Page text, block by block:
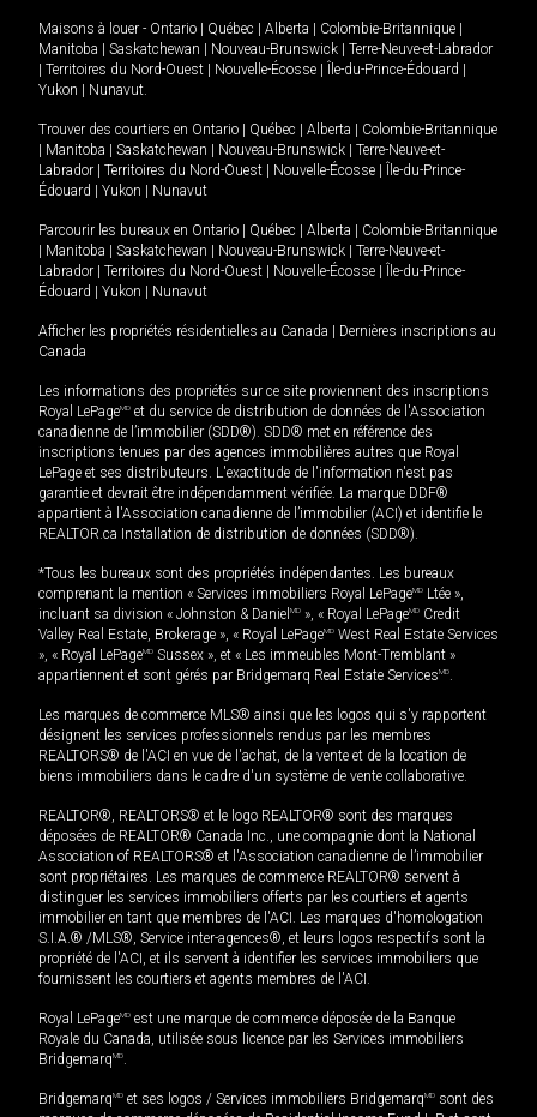
Maisons à louer - Ontario Québec Alberta Colombie-Britannique
Manitoba
Saskatchewan Nouveau-Brunswick
Terre-Neuve-et-Labrador
Territoires du Nord-Ouest Nouvelle-Écosse Île-du-Prince-Édouard
Yukon
Nunavut.
Trouver des courtiers en Ontario Québec Alberta
Colombie-Britannique
Manitoba Saskatchewan Nouveau-Brunswick
Terre-Neuve-et-
Labrador
Territoires du Nord-Ouest Nouvelle-Écosse
Île-du-Prince-
Édouard
Yukon Nunavut
Parcourir les bureaux en Ontario Québec Alberta
Colombie-Britannique
Manitoba Saskatchewan Nouveau-Brunswick
Terre-Neuve-et-
Labrador
Territoires du Nord-Ouest Nouvelle-Écosse
Île-du-Prince-
Édouard
Yukon Nunavut
Afficher les propriétés résidentielles au Canada
Dernières inscriptions au
Canada
Les informations des propriétés sur ce site proviennent des inscriptions
Royal LePageMD et du service de distribution de données de l'Association
canadienne de l’immobilier (SDD®). SDD® met en référence des
inscriptions tenues par des agences immobilières autres que Royal
LePage et ses distributeurs. L'exactitude de l'information n'est pas
garantie et devrait être indépendamment vérifiée. La marque DDF®
appartient à l'Association canadienne de l’immobilier (ACI) et identifie le
REALTOR.ca Installation de distribution de données (SDD®).
*Tous les bureaux sont des propriétés indépendantes. Les bureaux
comprenant la mention « Services immobiliers Royal LePageMD Ltée »,
incluant sa division « Johnston & Daniel MD », « Royal LePageMD Credit
Valley Real Estate, Brokerage », « Royal LePageMD West Real Estate Services
», « Royal LePageMD Sussex », et « Les immeubles Mont-Tremblant »
appartiennent et sont gérés par Bridgemarq Real Estate ServicesMD.
Les marques de commerce MLS® ainsi que les logos qui s'y rapportent
désignent les services professionnels rendus par les membres
REALTORS® de l'ACI en vue de l'achat, de la vente et de la location de
biens immobiliers dans le cadre d'un système de vente collaborative.
REALTOR®, REALTORS® et le logo REALTOR® sont des marques
déposées de REALTOR® Canada Inc., une compagnie dont la National
Association of REALTORS® et l'Association canadienne de l’immobilier
sont propriétaires. Les marques de commerce REALTOR® servent à
distinguer les services immobiliers offerts par les courtiers et agents
immobilier en tant que membres de l'ACI. Les marques d'homologation
S.I.A.® /MLS®, Service inter-agences®, et leurs logos respectifs sont la
propriété de l'ACI, et ils servent à identifier les services immobiliers que
fournissent les courtiers et agents membres de l'ACI.
Royal LePageMD est une marque de commerce déposée de la Banque
Royale du Canada, utilisée sous licence par les Services immobiliers
BridgemarqMD.
BridgemarqMD et ses logos / Services immobiliers BridgemarqMD sont des